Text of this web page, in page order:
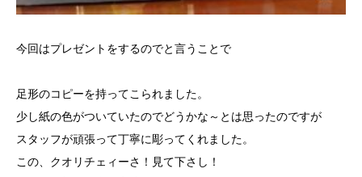
今回はプレゼントをするのでと言うことで
足形のコピーを持ってこられました。
少し紙の色がついていたのでどうかな～とは思ったのですが
スタッフが頑張って丁寧に彫ってくれました。
この、クオリチェィーさ！見て下さし！